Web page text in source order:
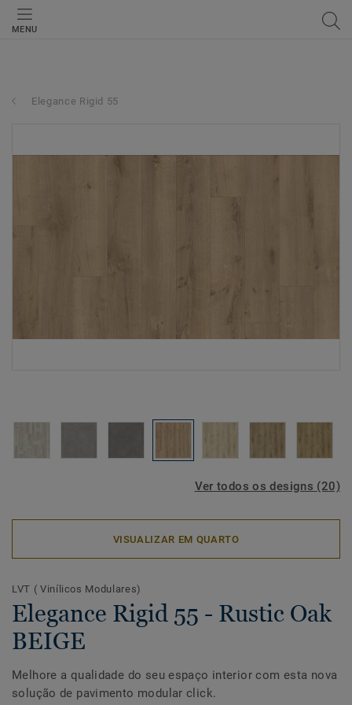
MENU
Elegance Rigid 55
Ver todos os designs (20)
VISUALIZAR EM QUARTO
LVT ( Vinílicos Modulares)
Elegance Rigid 55 - Rustic Oak
BEIGE
Melhore a qualidade do seu espaço interior com esta nova
solução de pavimento modular click.